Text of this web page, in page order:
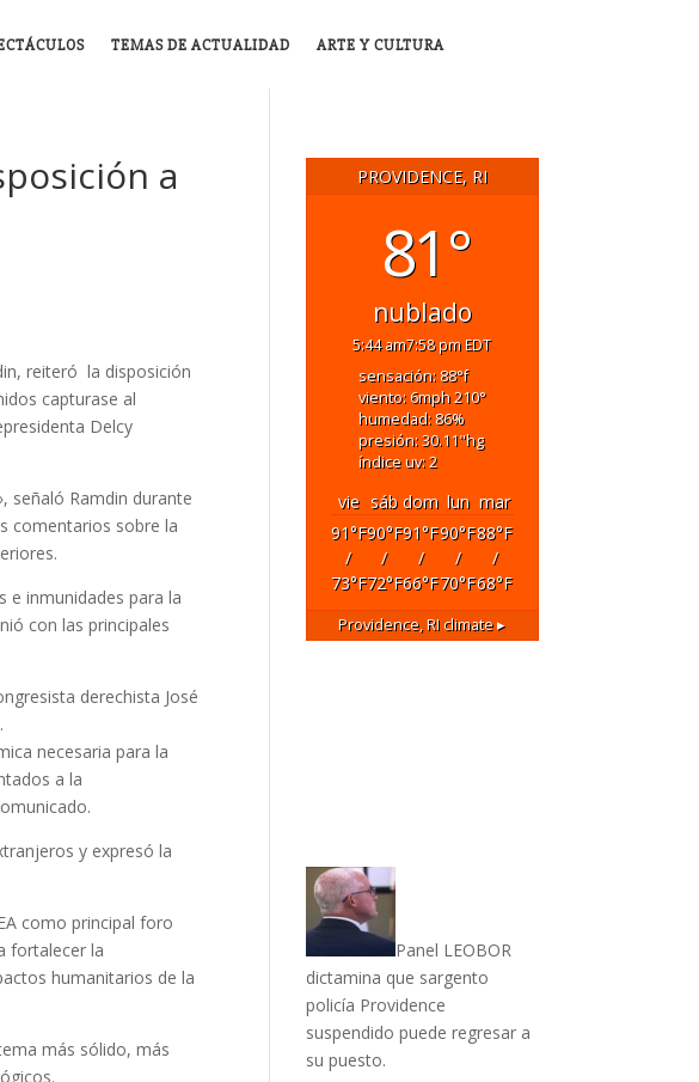
TEMAS DE ACTUALIDAD ARTE Y CULTURA
a
reiteró la disposición
capturase al
Delcy
señaló Ramdin durante
comentarios sobre la
e inmunidades para la
con las principales
derechista José
necesaria para la
a la
y expresó la
como principal foro
fortalecer la
humanitarios de la
más sólido, más
PROVIDENCE, RI
81°
nublado
5:44 am7:58 pm EDT
sensación: 88°f
viento: 6mph210°
humedad: 86%
presión: 30.11"hg
índice uv: 2
vie sáb dom lun mar
91°F
/
73°F
90°F
/
72°F
91°F
/
66°F
90°F
/
70°F
88°F
/
68°F
Providence, RIclimate ▸
Panel LEOBOR
dictamina que sargento
policía Providence
suspendido puede regresar a
su puesto.